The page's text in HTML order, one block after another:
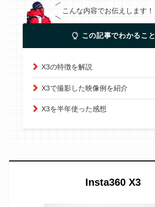
こんな内容でお伝えします！
この記事でわかること
X3の特徴を解説
X3で撮影した映像例を紹介
X3を半年使った感想
Insta360 X3